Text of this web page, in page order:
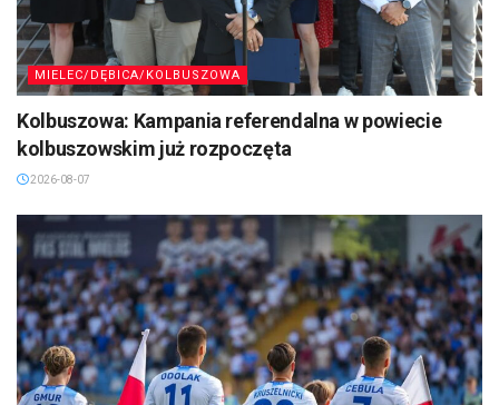
MIELEC/DĘBICA/KOLBUSZOWA
Kolbuszowa: Kampania referendalna w powiecie
kolbuszowskim już rozpoczęta
2026-08-07